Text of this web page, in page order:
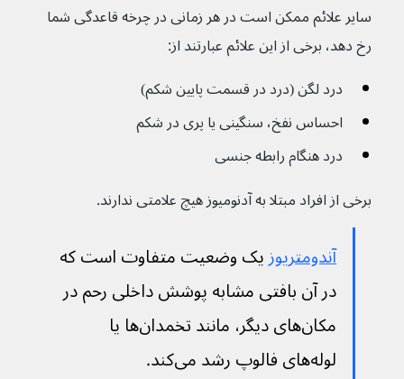
سایر علائم ممکن است در هر زمانی در چرخه قاعدگی شما
رخ دهد، برخی از این علائم عبارتند از:
درد لگن (درد در قسمت پایین شکم)
احساس نفخ، سنگینی یا پری در شکم
درد هنگام رابطه جنسی
برخی از افراد مبتلا به آدنومیوز هیچ علامتی ندارند.
آندومتریوز یک وضعیت متفاوت است که
در آن بافتی مشابه پوشش داخلی رحم در
مکان‌های دیگر، مانند تخمدان‌ها یا
لوله‌های فالوپ رشد می‌کند.